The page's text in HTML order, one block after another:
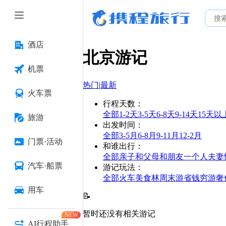
酒店
机票
火车票
旅游
门票·活动
汽车·船票
用车
AI行程助手
NEW
北京游记
热门|最新
行程天数 ：
全部1-2天3-5天6-8天9-14天15天以
出发时间 ：
全部3-5月 6-8月 9-11月 12-2月
和谁出行 ：
全部亲子和父母和朋友一个人 夫妻
游记玩法 ：
全部火车美食林周末游省钱穷游奢
📝
暂时还没有相关游记